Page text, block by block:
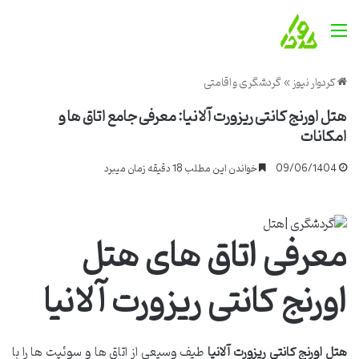
منو
کردوار نیوز»گردشگری و اقامتی
هتل اورنج کانتی ریزورت آلانیا: معرفی جامع اتاق ها و
امکانات
09/06/1404 خواندن این مطلب 18 دقیقه زمان میبرد
معرفی اتاق های هتل
اورنج کانتی ریزورت آلانیا
هتل اورنج کانتی ریزورت آلانیاطیف وسیعی از اتاق ها و سوئیت ها را با